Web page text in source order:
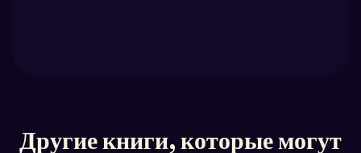
Другие книги, которые могут